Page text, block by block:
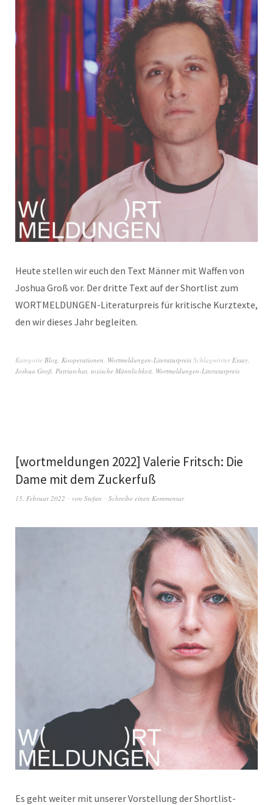
Heute stellen wir euch den Text Männer mit Waffen von
Joshua Groß vor. Der dritte Text auf der Shortlist zum
WORTMELDUNGEN-Literaturpreis für kritische Kurztexte,
den wir dieses Jahr begleiten.
Kategorie Blog Kooperationen Wortmeldungen-Literaturpreis Schlagwörter Essay
Joshua Groß Patriarchat toxische Männlichkeit Wortmeldungen-Literaturpreis
[wortmeldungen 2022] Valerie Fritsch: Die
Dame mit dem Zuckerfuß
15. Februar 2022 von Stefan Schreibe einen Kommentar
Es geht weiter mit unserer Vorstellung der Shortlist-